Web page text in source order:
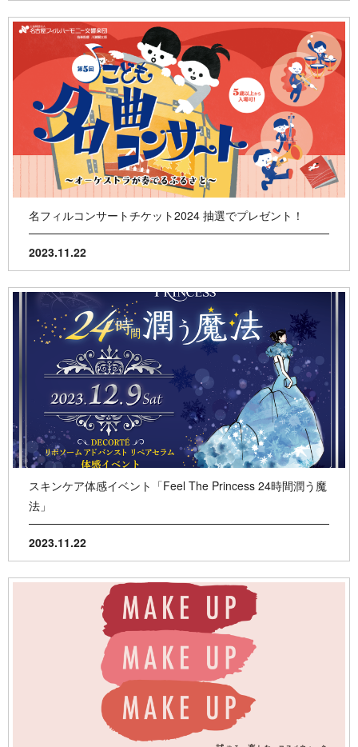
名フィルコンサートチケット2024 抽選でプレゼント！
2023.11.22
スキンケア体感イベント「Feel The Princess 24時間潤う魔
法」
2023.11.22